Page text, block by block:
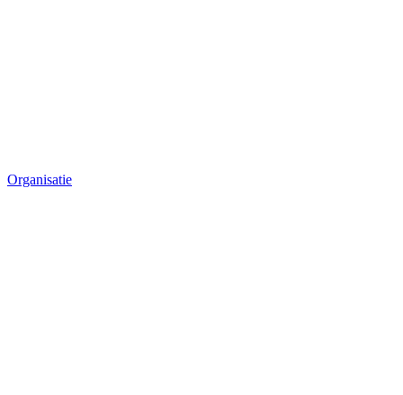
Organisatie